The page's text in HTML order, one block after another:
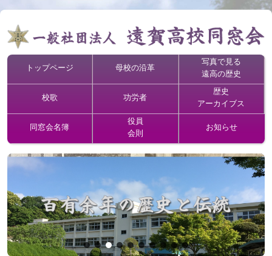
トップページ 母校の沿革
写真で見る
遠高の歴史
校歌 功労者
歴史
アーカイブス
同窓会名簿
役員
会則
お知らせ